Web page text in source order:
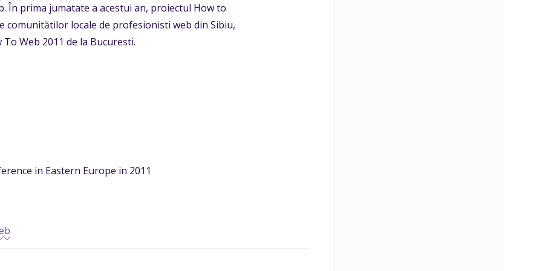
În prima jumatate a acestui an, proiectul How to
comunitătilor locale de profesionisti web din Sibiu,
Web 2011 de la Bucuresti.
in Eastern Europe in 2011